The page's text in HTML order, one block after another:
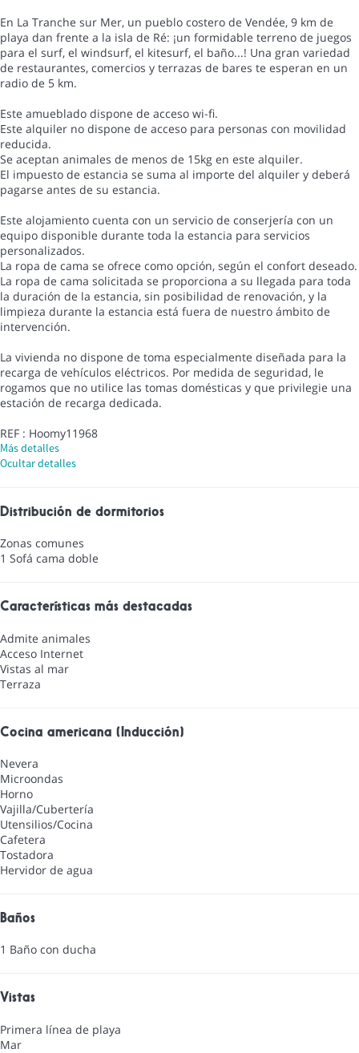
En La Tranche sur Mer, un pueblo costero de Vendée, 9 km de
playa dan frente a la isla de Ré: ¡un formidable terreno de juegos
para el surf, el windsurf, el kitesurf, el baño...! Una gran variedad
de restaurantes, comercios y terrazas de bares te esperan en un
radio de 5 km.
Este amueblado dispone de acceso wi-fi.
Este alquiler no dispone de acceso para personas con movilidad
reducida.
Se aceptan animales de menos de 15kg en este alquiler.
El impuesto de estancia se suma al importe del alquiler y deberá
pagarse antes de su estancia.
Este alojamiento cuenta con un servicio de conserjería con un
equipo disponible durante toda la estancia para servicios
personalizados.
La ropa de cama se ofrece como opción, según el confort deseado.
La ropa de cama solicitada se proporciona a su llegada para toda
la duración de la estancia, sin posibilidad de renovación, y la
limpieza durante la estancia está fuera de nuestro ámbito de
intervención.
La vivienda no dispone de toma especialmente diseñada para la
recarga de vehículos eléctricos. Por medida de seguridad, le
rogamos que no utilice las tomas domésticas y que privilegie una
estación de recarga dedicada.
REF : Hoomy11968
Más detalles
Ocultar detalles
Distribución de dormitorios
Zonas comunes
1 Sofá cama doble
Características más destacadas
Admite animales
Acceso Internet
Vistas al mar
Terraza
Cocina americana (Inducción)
Nevera
Microondas
Horno
Vajilla/Cubertería
Utensilios/Cocina
Cafetera
Tostadora
Hervidor de agua
Baños
1 Baño con ducha
Vistas
Primera línea de playa
Mar